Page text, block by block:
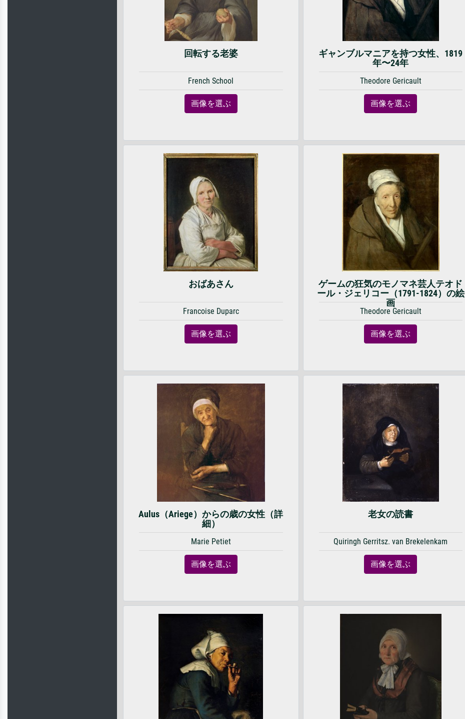
回転する老婆
French School
画像を選ぶ
ギャンブルマニアを持つ女性、1819
年〜24年
Theodore Gericault
画像を選ぶ
おばあさん
Francoise Duparc
画像を選ぶ
ゲームの狂気のモノマネ芸人テオド
ール・ジェリコー（1791-1824）の絵
画
Theodore Gericault
画像を選ぶ
Aulus（Ariege）からの歳の女性（詳
細）
Marie Petiet
画像を選ぶ
老女の読書
Quiringh Gerritsz. van Brekelenkam
画像を選ぶ